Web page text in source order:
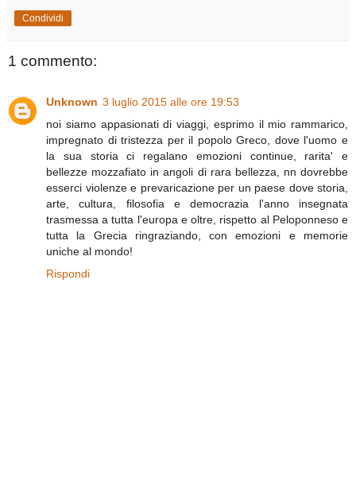
Condividi
1 commento:
Unknown 3 luglio 2015 alle ore 19:53
noi siamo appasionati di viaggi, esprimo il mio rammarico,
impregnato di tristezza per il popolo Greco, dove l'uomo e
la sua storia ci regalano emozioni continue, rarita' e
bellezze mozzafiato in angoli di rara bellezza, nn dovrebbe
esserci violenze e prevaricazione per un paese dove storia,
arte, cultura, filosofia e democrazia l'anno insegnata
trasmessa a tutta l'europa e oltre, rispetto al Peloponneso e
tutta la Grecia ringraziando, con emozioni e memorie
uniche al mondo!
Rispondi